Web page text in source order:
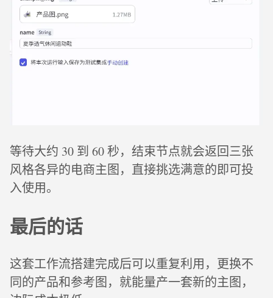
等待大约 30 到 60 秒，结束节点就会返回三张
风格各异的电商主图，直接挑选满意的即可投
入使用。
最后的话
这套工作流搭建完成后可以重复利用，更换不
同的产品和参考图，就能量产一套新的主图，